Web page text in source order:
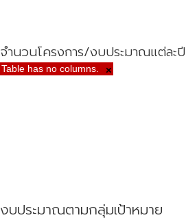
จำนวนโครงการ/งบประมาณแต่ละปี
Table has no columns. ×
งบประมาณตามกลุ่มเป้าหมาย